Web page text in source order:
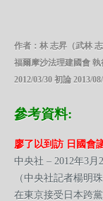
作者：林 志昇（武林 志
福爾摩沙法理建國會 執
2012/03/30 初論 2013/
參考資料:
廖了以到訪 日國會
中央社 – 2012年3月
（中央社記者楊明
在東京接受日本跨